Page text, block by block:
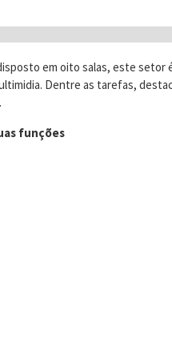
em oito salas, este
Dentre as tarefas,
funções